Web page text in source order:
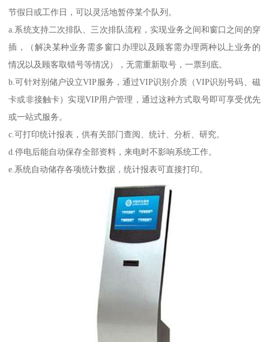
节假日或工作日，可以灵活地暂停某个队列。
a.系统支持二次排队、三次排队流程，实现业务之间和窗口之间的穿
插，（解决某种业务需多窗口办理以及顾客需办理两种以上业务的
情况以及顾客取错号等情况），无需重新取号，一票到底。
b.可针对别储户设立VIP服务，通过VIP识别介质（VIP识别号码、磁
卡或非接触卡）实现VIP用户管理，通过这种方式取号即可享受优先
或一站式服务。
c.可打印统计报表，供有关部门查阅、统计、分析、研究。
d.停电后能自动保存全部资料，来电时不影响系统工作。
e.系统自动储存各项统计数据，统计报表可直接打印。